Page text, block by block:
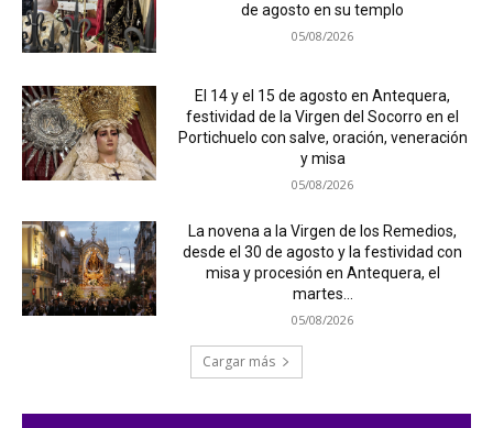
de agosto en su templo
05/08/2026
El 14 y el 15 de agosto en Antequera,
festividad de la Virgen del Socorro en el
Portichuelo con salve, oración, veneración
y misa
05/08/2026
La novena a la Virgen de los Remedios,
desde el 30 de agosto y la festividad con
misa y procesión en Antequera, el
martes...
05/08/2026
Cargar más